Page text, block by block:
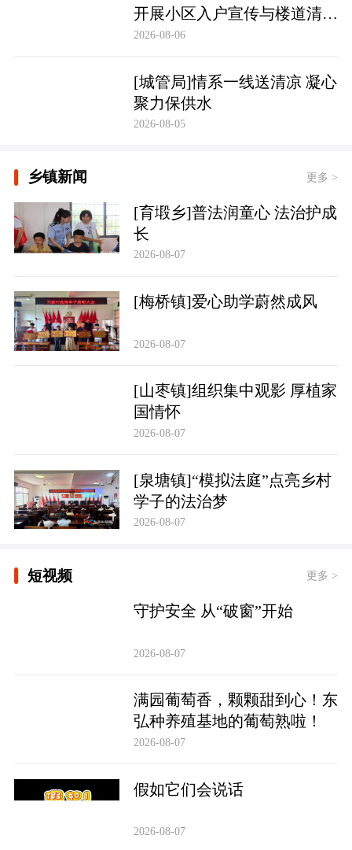
开展小区入户宣传与楼道清理
行动
2026-08-06
[城管局]情系一线送清凉 凝心
聚力保供水
2026-08-05
乡镇新闻 更多 >
[育塅乡]普法润童心 法治护成
长
2026-08-07
[梅桥镇]爱心助学蔚然成风
2026-08-07
[山枣镇]组织集中观影 厚植家
国情怀
2026-08-07
[泉塘镇]“模拟法庭”点亮乡村
学子的法治梦
2026-08-07
短视频 更多 >
守护安全 从“破窗”开始
2026-08-07
满园葡萄香，颗颗甜到心！东
弘种养殖基地的葡萄熟啦！
2026-08-07
假如它们会说话
2026-08-07